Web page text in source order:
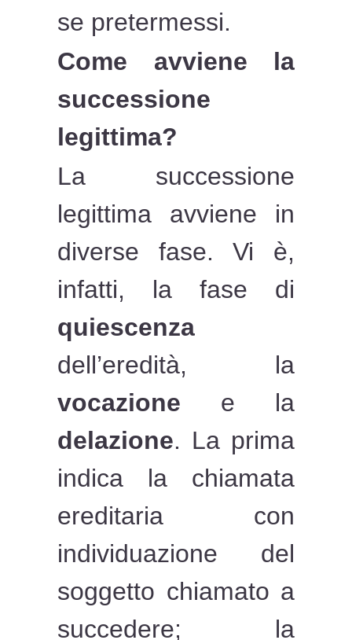
se pretermessi.
Come avviene la
successione
legittima?
La successione
legittima avviene in
diverse fase. Vi è,
infatti, la fase di
quiescenza
dell’eredità, la
vocazione e la
delazione. La prima
indica la chiamata
ereditaria con
individuazione del
soggetto chiamato a
succedere; la